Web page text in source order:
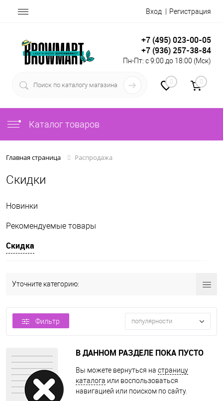
Вход Регистрация
+7 (495) 023-00-05
+7 (936) 257-38-84
Пн-Пт: с 9:00 до 18:00 (Мск)
0 0
Каталог товаров
Главная страница Распродажа
Скидки
Новинки
Рекомендуемые товары
Скидка
Уточните категорию:
Фильтр популярности
В ДАННОМ РАЗДЕЛЕ ПОКА ПУСТО
Вы можете вернуться на страницу
каталога или воспользоваться
навигацией или поиском по сайту.